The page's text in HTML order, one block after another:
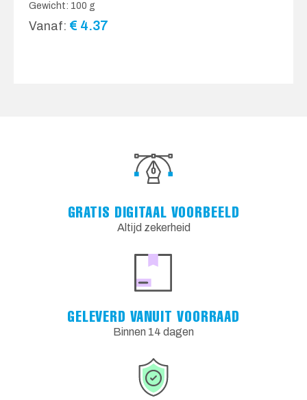
Gewicht: 100 g
Vanaf: € 4.37
GRATIS DIGITAAL VOORBEELD
Altijd zekerheid
GELEVERD VANUIT VOORRAAD
Binnen 14 dagen